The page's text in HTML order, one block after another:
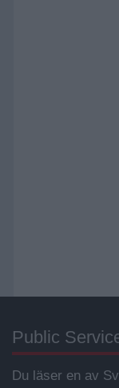
Public
Du läser en av